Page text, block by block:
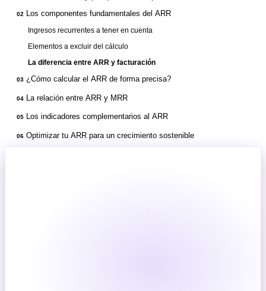
02 Los componentes fundamentales del ARR
Ingresos recurrentes a tener en cuenta
Elementos a excluir del cálculo
La diferencia entre ARR y facturación
03 ¿Cómo calcular el ARR de forma precisa?
04 La relación entre ARR y MRR
05 Los indicadores complementarios al ARR
06 Optimizar tu ARR para un crecimiento sostenible